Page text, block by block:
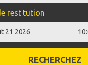
restitution
RECHERCHEZ